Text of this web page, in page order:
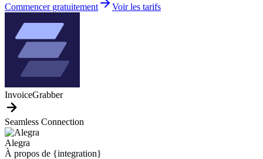
Commencer gratuitement Voir les tarifs
InvoiceGrabber
Seamless Connection
Alegra
À propos de {integration}